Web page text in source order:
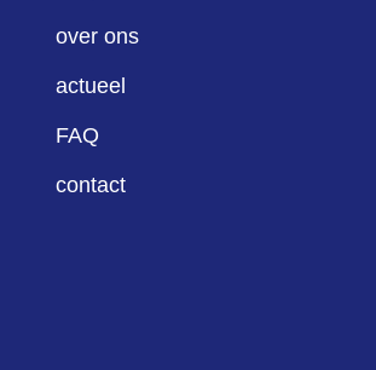
over ons
actueel
FAQ
contact